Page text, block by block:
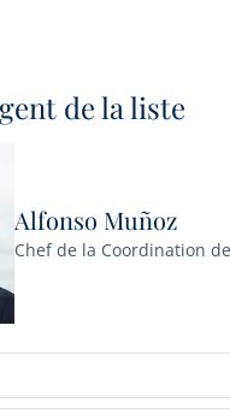
de la liste
Alfonso Muñoz
Chef de la Coordination